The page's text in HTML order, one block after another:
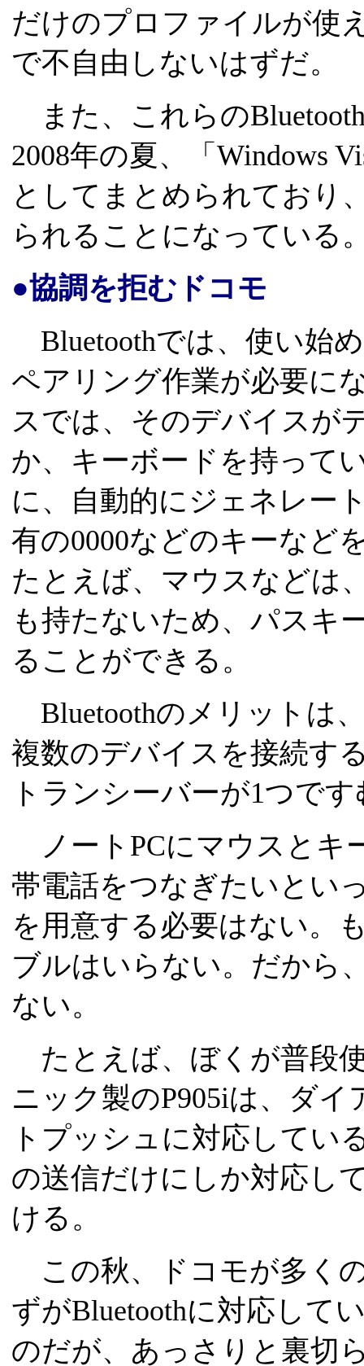
だけのプロファイルが使
で不自由しないはずだ。
また、これらの
2008年の夏、「Windows
としてまとめられており
られることになっている
●協調を拒むドコモ
Bluetoothでは、使い始
ペアリング作業が必要に
スでは、そのデバイスが
か、キーボードを持って
に、自動的にジェネレー
有の0000などのキーなど
たとえば、マウスなどは
も持たないため、パスキ
ることができる。
Bluetoothのメリットは
複数のデバイスを接続す
トランシーバーが1つで
ノートPCにマウスとキ
帯電話をつなぎたいとい
を用意する必要はない。
ブルはいらない。だから
ない。
たとえば、ぼくが普段
ニック製のP905iは、ダ
トプッシュに対応してい
の送信だけにしか対応し
ける。
この秋、ドコモが多く
ずがBluetoothに対応して
のだが、あっさりと裏切